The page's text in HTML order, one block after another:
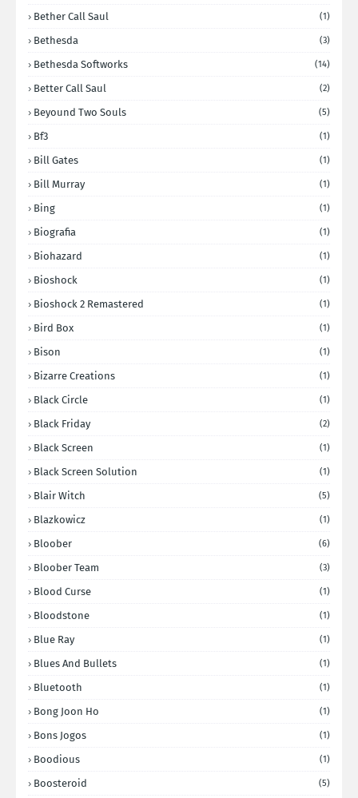
Bether Call Saul (1)
Bethesda (3)
Bethesda Softworks (14)
Better Call Saul (2)
Beyound Two Souls (5)
Bf3 (1)
Bill Gates (1)
Bill Murray (1)
Bing (1)
Biografia (1)
Biohazard (1)
Bioshock (1)
Bioshock 2 Remastered (1)
Bird Box (1)
Bison (1)
Bizarre Creations (1)
Black Circle (1)
Black Friday (2)
Black Screen (1)
Black Screen Solution (1)
Blair Witch (5)
Blazkowicz (1)
Bloober (6)
Bloober Team (3)
Blood Curse (1)
Bloodstone (1)
Blue Ray (1)
Blues And Bullets (1)
Bluetooth (1)
Bong Joon Ho (1)
Bons Jogos (1)
Boodious (1)
Boosteroid (5)